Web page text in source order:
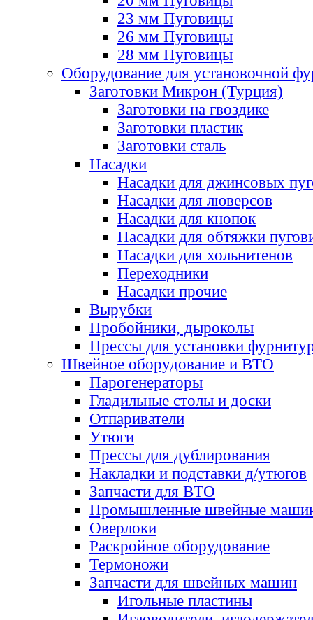
23 мм Пуговицы
26 мм Пуговицы
28 мм Пуговицы
Оборудование для установочной
Заготовки Микрон (Турция)
Заготовки на гвоздике
Заготовки пластик
Заготовки сталь
Насадки
Насадки для джинсовых
Насадки для люверсов
Насадки для кнопок
Насадки для обтяжки
Насадки для хольнитенов
Переходники
Насадки прочие
Вырубки
Пробойники, дыроколы
Прессы для установки
Швейное оборудование и ВТО
Парогенераторы
Гладильные столы и доски
Отпариватели
Утюги
Прессы для дублирования
Накладки и подставки д/утюгов
Запчасти для ВТО
Промышленные швейные
Оверлоки
Раскройное оборудование
Термоножи
Запчасти для швейных машин
Игольные пластины